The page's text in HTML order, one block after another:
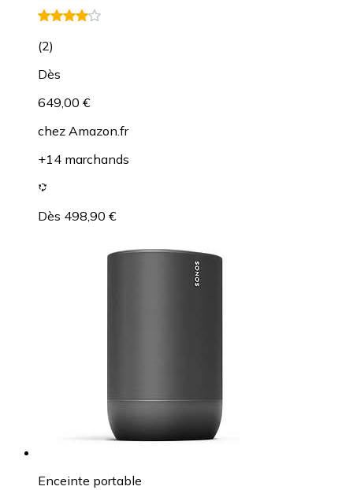
(2)
Dès
649,00 €
chez Amazon.fr
+14 marchands
Dès 498,90 €
Enceinte portable